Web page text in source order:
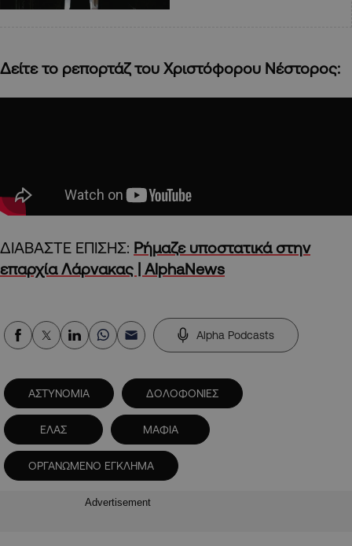
Δείτε το ρεπορτάζ του Χριστόφορου Νέστορος:
ΔΙΑΒΑΣΤΕ ΕΠΙΣΗΣ: Ρήμαζε υποστατικά στην
επαρχία Λάρνακας | AlphaNews
Alpha Podcasts
ΑΣΤΥΝΟΜΙΑ ΔΟΛΟΦΟΝΙΕΣ
ΕΛΑΣ ΜΑΦΙΑ
ΟΡΓΑΝΩΜΕΝΟ ΕΓΚΛΗΜΑ
Advertisement